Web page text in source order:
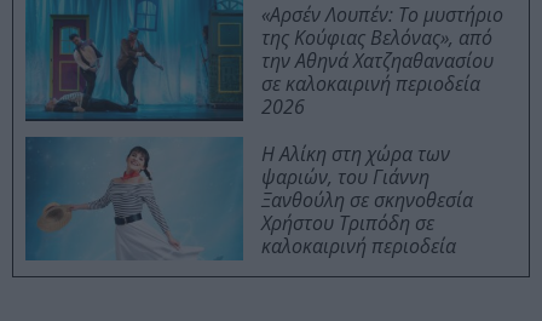
«Αρσέν Λουπέν: Το μυστήριο
της Κούφιας Βελόνας», από
την Αθηνά Χατζηαθανασίου
σε καλοκαιρινή περιοδεία
2026
Η Αλίκη στη χώρα των
ψαριών, του Γιάννη
Ξανθούλη σε σκηνοθεσία
Χρήστου Τριπόδη σε
καλοκαιρινή περιοδεία